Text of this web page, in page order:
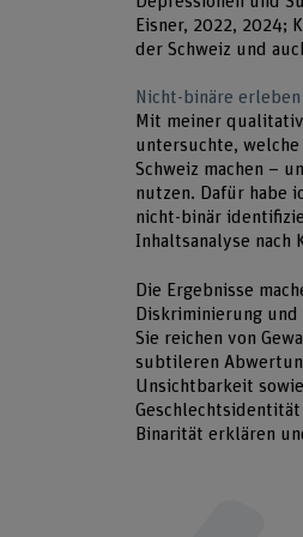
Eisner, 2022, 2024;
der Schweiz und
Nicht-binäre
Mit meiner
untersuchte,
Schweiz machen –
nutzen. Dafür habe
nicht-binär
Inhaltsanalyse nach
Die Ergebnisse
Diskriminierung
Sie reichen von
subtileren
Unsichtbarkeit
Binarität erklären